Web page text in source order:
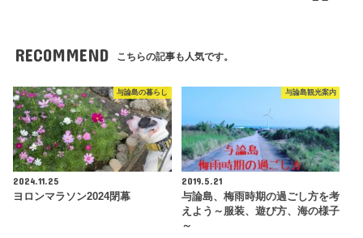
RECOMMEND こちらの記事も人気です。
与論島の暮らし
2024.11.25
ヨロンマラソン2024閉幕
与論島観光案内
2019.5.21
与論島、梅雨時期の過ごし方を考
えよう～服装、遊び方、海の様子
～